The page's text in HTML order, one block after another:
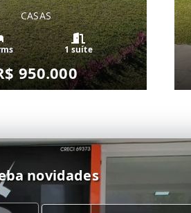
CASAS
1 suíte
950.000
novidades